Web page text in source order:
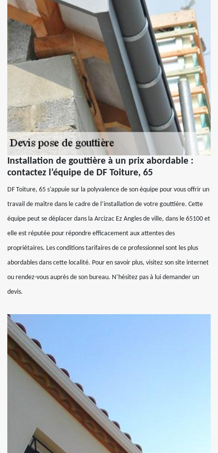
Installation de gouttière à un prix abordable :
contactez l’équipe de DF Toiture, 65
DF Toiture, 65 s’appuie sur la polyvalence de son équipe pour vous offrir un
travail de maître dans le cadre de l’installation de votre gouttière. Cette
équipe peut se déplacer dans la Arcizac Ez Angles de ville, dans le 65100 et
elle est réputée pour répondre efficacement aux attentes des
propriétaires. Les conditions tarifaires de ce professionnel sont les plus
abordables dans cette localité. Pour en savoir plus, visitez son site internet
ou rendez-vous auprès de son bureau. N’hésitez pas à lui demander un
devis.